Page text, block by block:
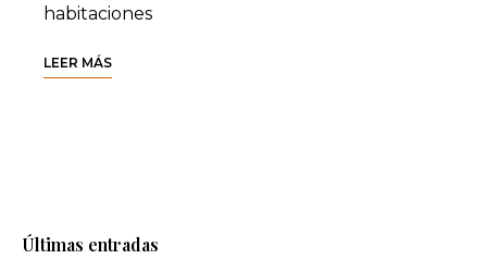
habitaciones
LEER MÁS
Últimas entradas